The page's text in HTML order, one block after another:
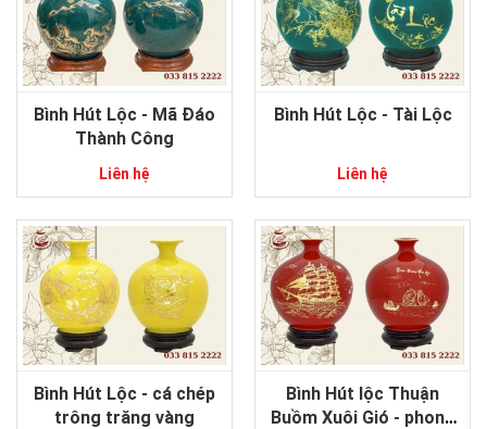
Bình Hút Lộc - Mã Đáo
Thành Công
Liên hệ
Bình Hút Lộc - Tài Lộc
Liên hệ
Bình Hút Lộc - cá chép
trông trăng vàng
Bình Hút lộc Thuận
Buồm Xuôi Gió - phong